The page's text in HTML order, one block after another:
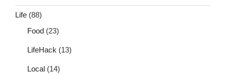
Life (88)
Food (23)
LifeHack (13)
Local (14)